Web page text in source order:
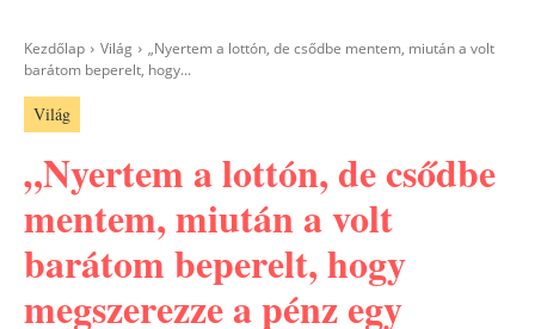
Kezdőlap Világ
„Nyertem a lottón, de csődbe mentem, miután a volt
barátom beperelt, hogy...
Világ
„Nyertem a lottón, de csődbe
mentem, miután a volt
barátom beperelt, hogy
megszerezze a pénz egy